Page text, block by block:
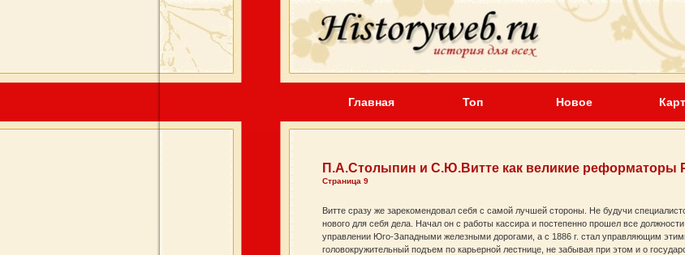
Главная Топ Новое
П.А.Столыпин и С.Ю.Витте как великие реформаторы
Страница 9
Витте сразу же зарекомендовал себя с самой лучшей стороны. Не будучи
нового для себя дела. Начал он с работы кассира и постепенно прошел все
управлении Юго-Западными железными дорогами, а с 1886 г. стал управляющим
головокружительный подъем по карьерной лестнице, не забывая при этом и о